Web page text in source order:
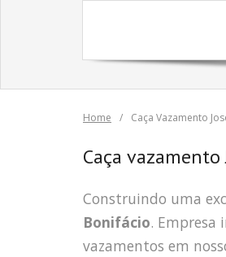
Home / Caça Vazamento
Caça
Construindo uma
Bonifácio. Empresa
vazamentos em